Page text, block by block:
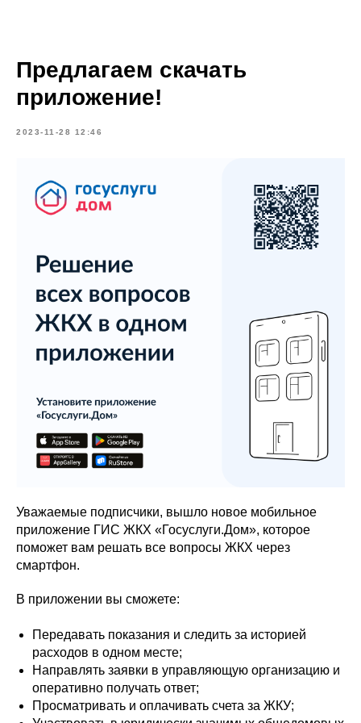
Предлагаем скачать
приложение!
2023-11-28 12:46
Уважаемые подписчики, вышло новое мобильное
приложение ГИС ЖКХ «Госуслуги.Дом», которое
поможет вам решать все вопросы ЖКХ через
смартфон.
В приложении вы сможете:
Передавать показания и следить за историей
расходов в одном месте;
Направлять заявки в управляющую организацию и
оперативно получать ответ;
Просматривать и оплачивать счета за ЖКУ;